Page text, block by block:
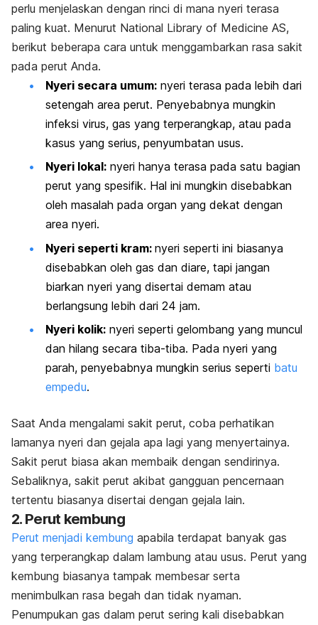
perlu menjelaskan dengan rinci di mana nyeri terasa
paling kuat. Menurut National Library of Medicine AS,
berikut beberapa cara untuk menggambarkan rasa sakit
pada perut Anda.
Nyeri secara umum: nyeri terasa pada lebih dari
setengah area perut. Penyebabnya mungkin
infeksi virus, gas yang terperangkap, atau pada
kasus yang serius, penyumbatan usus.
Nyeri lokal: nyeri hanya terasa pada satu bagian
perut yang spesifik. Hal ini mungkin disebabkan
oleh masalah pada organ yang dekat dengan
area nyeri.
Nyeri seperti kram: nyeri seperti ini biasanya
disebabkan oleh gas dan diare, tapi jangan
biarkan nyeri yang disertai demam atau
berlangsung lebih dari 24 jam.
Nyeri kolik: nyeri seperti gelombang yang muncul
dan hilang secara tiba-tiba. Pada nyeri yang
parah, penyebabnya mungkin serius seperti batu
empedu.
Saat Anda mengalami sakit perut, coba perhatikan
lamanya nyeri dan gejala apa lagi yang menyertainya.
Sakit perut biasa akan membaik dengan sendirinya.
Sebaliknya, sakit perut akibat gangguan pencernaan
tertentu biasanya disertai dengan gejala lain.
2. Perut kembung
Perut menjadi kembung apabila terdapat banyak gas
yang terperangkap dalam lambung atau usus. Perut yang
kembung biasanya tampak membesar serta
menimbulkan rasa begah dan tidak nyaman.
Penumpukan gas dalam perut sering kali disebabkan